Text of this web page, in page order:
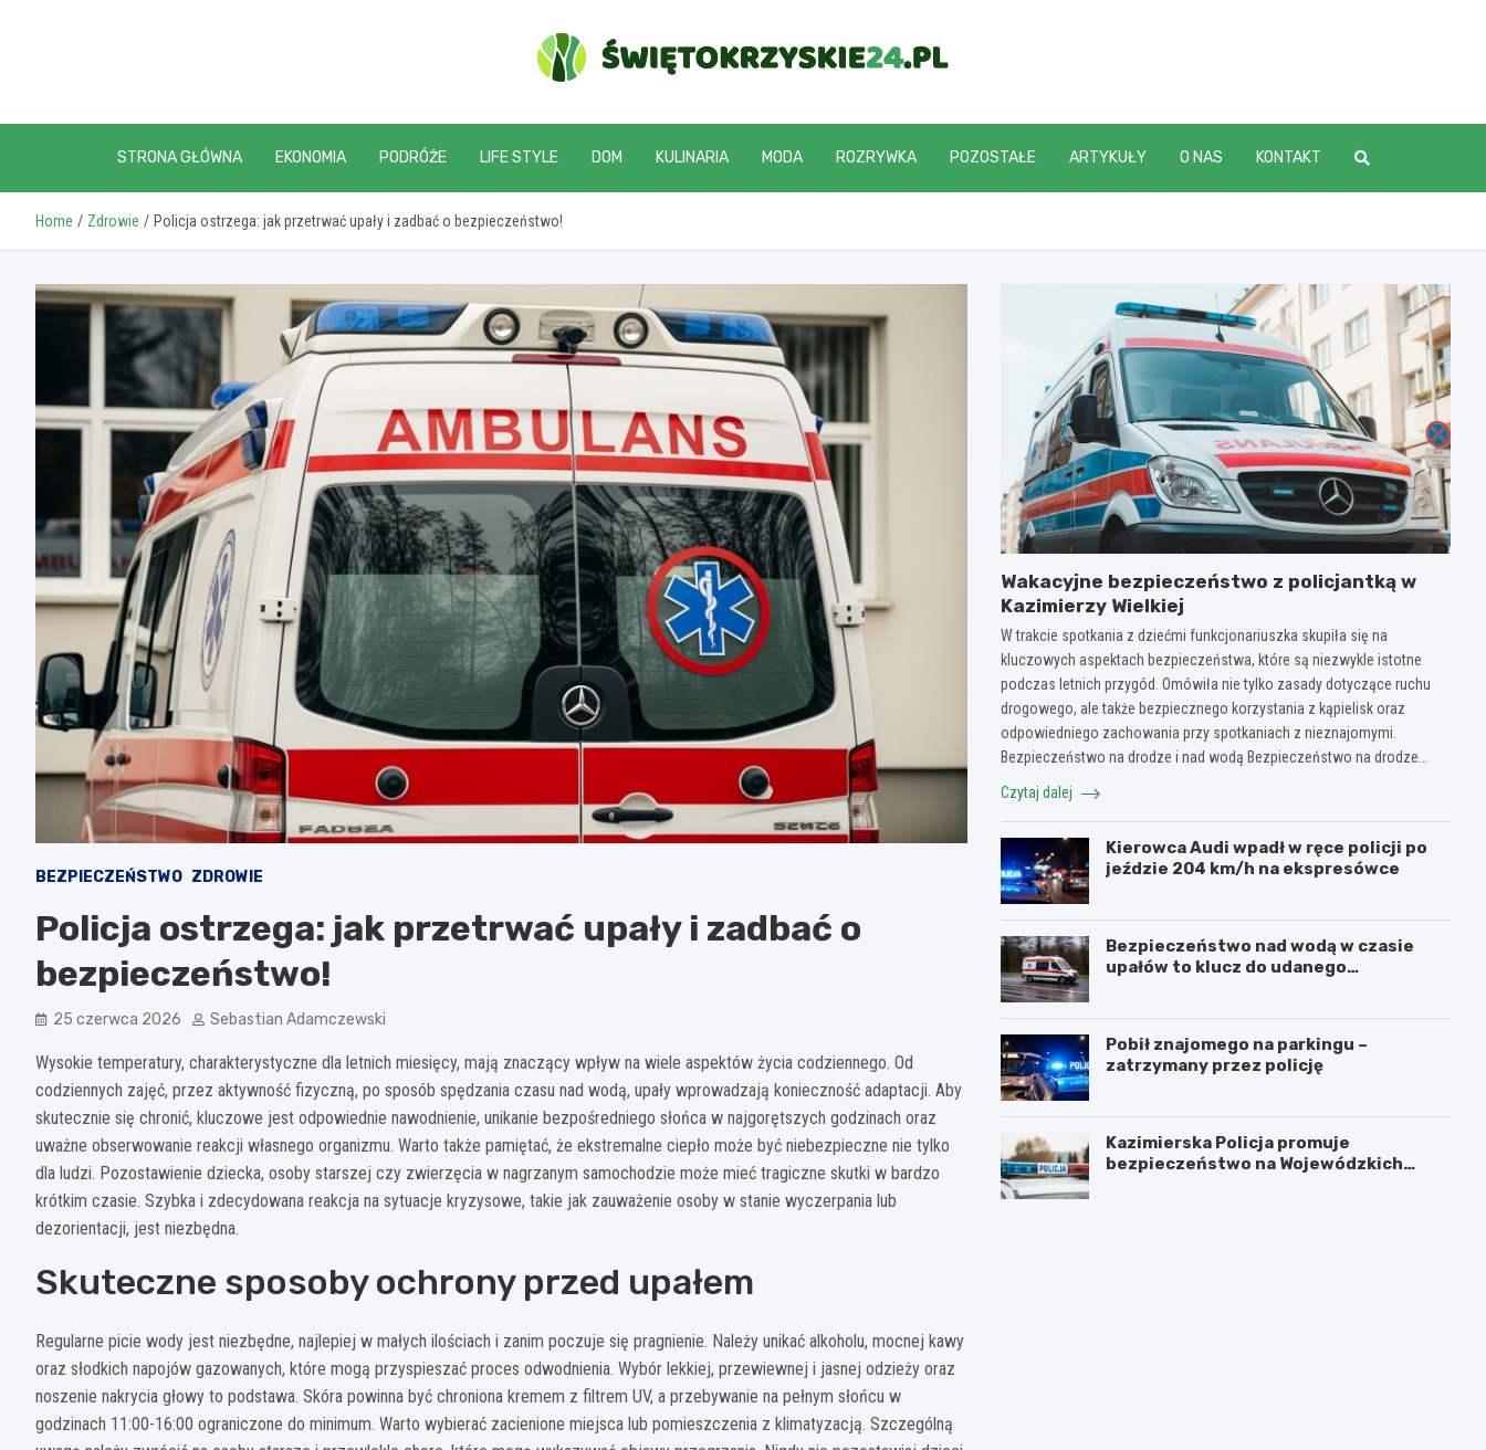
swietokrzyskie24.pl
STRONA GŁÓWNA EKONOMIA PODRÓŻE LIFE STYLE DOM KULINARIA MODA ROZRYWKA POZOSTAŁE ARTYKUŁY O NAS KONTAKT
Home Zdrowie Policja ostrzega: jak przetrwać upały i zadbać o bezpieczeństwo!
BEZPIECZEŃSTWO ZDROWIE
Policja ostrzega: jak przetrwać upały i zadbać o
bezpieczeństwo!
25 czerwca 2026 Sebastian Adamczewski
Wysokie temperatury, charakterystyczne dla letnich miesięcy, mają znaczący wpływ na wiele aspektów życia codziennego. Od
codziennych zajęć, przez aktywność fizyczną, po sposób spędzania czasu nad wodą, upały wprowadzają konieczność adaptacji. Aby
skutecznie się chronić, kluczowe jest odpowiednie nawodnienie, unikanie bezpośredniego słońca w najgorętszych godzinach oraz
uważne obserwowanie reakcji własnego organizmu. Warto także pamiętać, że ekstremalne ciepło może być niebezpieczne nie tylko
dla ludzi. Pozostawienie dziecka, osoby starszej czy zwierzęcia w nagrzanym samochodzie może mieć tragiczne skutki w bardzo
krótkim czasie. Szybka i zdecydowana reakcja na sytuacje kryzysowe, takie jak zauważenie osoby w stanie wyczerpania lub
dezorientacji, jest niezbędna.
Skuteczne sposoby ochrony przed upałem
Regularne picie wody jest niezbędne, najlepiej w małych ilościach i zanim poczuje się pragnienie. Należy unikać alkoholu, mocnej kawy
oraz słodkich napojów gazowanych, które mogą przyspieszać proces odwodnienia. Wybór lekkiej, przewiewnej i jasnej odzieży oraz
noszenie nakrycia głowy to podstawa. Skóra powinna być chroniona kremem z filtrem UV, a przebywanie na pełnym słońcu w
godzinach 11:00-16:00 ograniczone do minimum. Warto wybierać zacienione miejsca lub pomieszczenia z klimatyzacją. Szczególną
Wakacyjne bezpieczeństwo z policjantką w
Kazimierzy Wielkiej
W trakcie spotkania z dziećmi funkcjonariuszka skupiła się na
kluczowych aspektach bezpieczeństwa, które są niezwykle istotne
podczas letnich przygód. Omówiła nie tylko zasady dotyczące ruchu
drogowego, ale także bezpiecznego korzystania z kąpielisk oraz
odpowiedniego zachowania przy spotkaniach z nieznajomymi.
Bezpieczeństwo na drodze i nad wodą Bezpieczeństwo na drodze…
Czytaj dalej
Kierowca Audi wpadł w ręce policji po
jeździe 204 km/h na ekspresówce
Bezpieczeństwo nad wodą w czasie
upałów to klucz do udanego
Pobił znajomego na parkingu –
zatrzymany przez policję
Kazimierska Policja promuje
bezpieczeństwo na Wojewódzkich